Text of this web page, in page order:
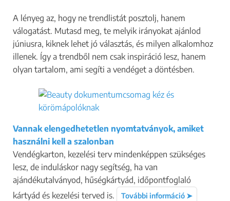
A lényeg az, hogy ne trendlistát posztolj, hanem
válogatást. Mutasd meg, te melyik irányokat ajánlod
júniusra, kiknek lehet jó választás, és milyen alkalomhoz
illenek. Így a trendből nem csak inspiráció lesz, hanem
olyan tartalom, ami segíti a vendéget a döntésben.
Vannak elengedhetetlen nyomtatványok, amiket
használni kell a szalonban
Vendégkarton, kezelési terv mindenképpen szükséges
lesz, de induláskor nagy segítség, ha van
ajándékutalványod, hűségkártyád, időpontfoglaló
kártyád és kezelési terved is.
További információ ➤